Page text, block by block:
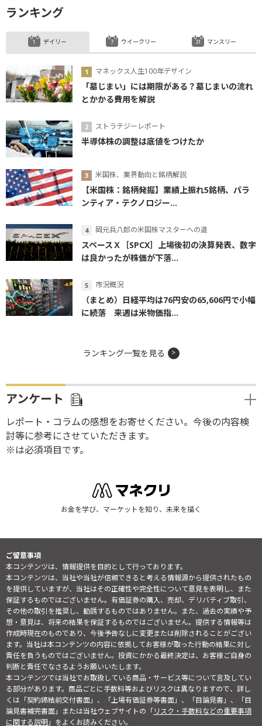
ランキング
デイリー
マネックス人生100年デザイン
「墓じまい」には期限がある？墓じまいの流れ
とかかる費用を解説
ストラテジーレポート
半導体株の調整は底値をつけたか
米国株、業界動向と銘柄解説
【米国株：銘柄発掘】業績上振れ5銘柄、パラ
ンティア・テクノロジー...
岡元兵八郎の米国株マスターへの道
スペースＸ［SPCX］上場後初の決算発表、数字
は良かったが株価が下落...
市況概況
（まとめ）日経平均は76円安の65,606円で小幅
に続落 来週は米物価指...
ウイークリー マンスリー
ランキング一覧を見る
アンケート
レポート・コラムの感想をお寄せください。今後の内容検
討等に参考にさせていただきます。
※は必須項目です。
お金を学び、マーケットを知り、未来を描く
ご留意事項
本コンテンツは、情報提供を目的として行っております。
本コンテンツは、当社や当社が信頼できると考える情報源から提供されたもの
を提供していますが、当社はその正確性や完全性について意見を表明し、また
保証するものではございません。有価証券の購入、売却、デリバティブ取引、
その他の取引を推奨し、勧誘するものではありません。また、過去の実績や予
想・意見は、将来の結果を保証するものではございません。提供する情報等は
作成時現在のものであり、今後予告なしに変更または削除されることがござい
ます。当社は本コンテンツの内容に依拠してお客様が取った行動の結果に対し
責任を負うものではございません。投資にかかる最終決定は、お客様ご自身の
判断と責任でなさるようお願いいたします。
本コンテンツでは当社でお取扱している商品・サービス等について言及してい
る部分があります。商品ごとに手数料等およびリスクは異なりますので、詳し
くは「契約締結前交付書面」、「上場有価証券等書面」、「目論見書」、「目
論見書補完書面」または当社ウェブサイトの「リスク・手数料などの重要事項
に関する説明」をよくお読みください。